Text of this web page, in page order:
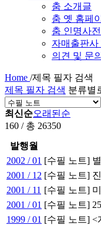
춤 소개글
춤 옛 홈페
춤 인명사전
자매출판사
의견 및 문의
Home /제목 필자 검색
제목 필자 검색 분류별
최신순오래된순
160 / 총 26350
발행월
2002 / 01 [수필 노트]
2001 / 12 [수필 노트]
2001 / 11 [수필 노트]
2001 / 01 [수필 노트]
1999 / 01 [수필 노트] <